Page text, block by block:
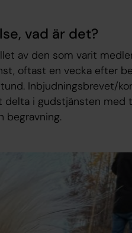
vad är det?
av den som varit
oftast en vecka efter
Inbjudningsbrevet/
delta i gudstjänsten med
begravning.